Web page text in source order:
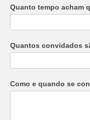
Quanto tempo acham
Quantos convidados
Como e quando se